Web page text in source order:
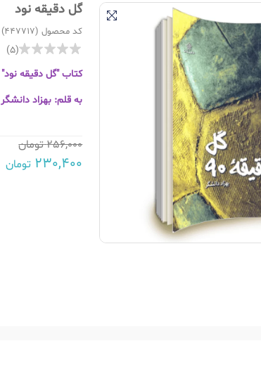
گل دقیقه نود
کد محصول (447717)
(5)
کتاب "گل دقیقه نود"
به قلم: بهزاد دانشگر
256,000تومان
230,400 تومان